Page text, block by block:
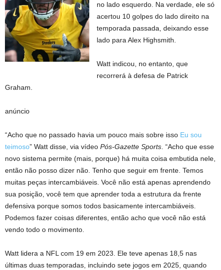
no lado esquerdo. Na verdade, ele só
acertou 10 golpes do lado direito na
temporada passada, deixando esse
lado para Alex Highsmith.
Watt indicou, no entanto, que
recorrerá à defesa de Patrick
Graham.
anúncio
“Acho que no passado havia um pouco mais sobre isso Eu sou
teimoso” Watt disse, via vídeo Pós-Gazette Sports . “Acho que esse
novo sistema permite (mais, porque) há muita coisa embutida nele,
então não posso dizer não. Tenho que seguir em frente. Temos
muitas peças intercambiáveis. Você não está apenas aprendendo
sua posição, você tem que aprender toda a estrutura da frente
defensiva porque somos todos basicamente intercambiáveis.
Podemos fazer coisas diferentes, então acho que você não está
vendo todo o movimento.
Watt lidera a NFL com 19 em 2023. Ele teve apenas 18,5 nas
últimas duas temporadas, incluindo sete jogos em 2025, quando